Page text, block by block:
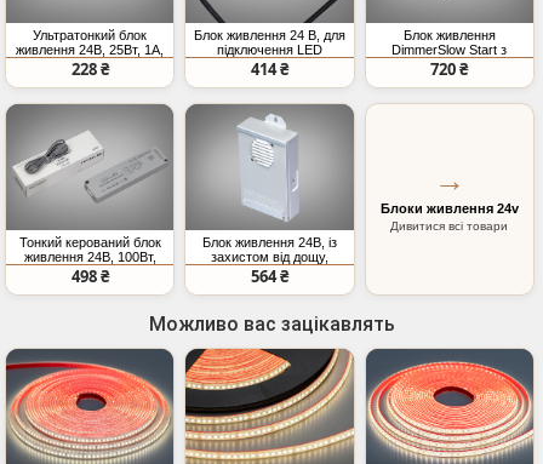
Ультратонкий блок
живлення 24В, 25Вт, 1А,
герметичний
228 ₴
Блок живлення 24 В, для
підключення LED
стрічки, 60Вт, 2.5А
414 ₴
Блок живлення
DimmerSlow Start з
плавним включенням та
зміною яскравості, 24v,
300Вт, 12.5А
720 ₴
Тонкий керований блок
живлення 24В, 100Вт,
4,1А
498 ₴
Блок живлення 24В, із
захистом від дощу,
300Вт, 12.5А
564 ₴
→
Блоки живлення 24v
Дивитися всі товари
Можливо вас зацікавлять